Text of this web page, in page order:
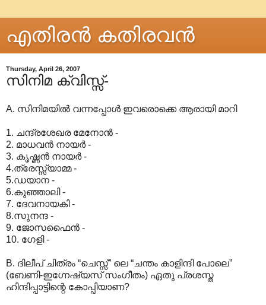
എതിരന്‍ കതിരവന്‍
Thursday, April 26, 2007
സിനിമ ക്വിസ്സ്-
A. സിനിമയില്‍ വന്നപ്പോള്‍ ഇവരൊക്കെ ആരായി മാറി
1. ചന്ദ്രശേഖര മേനോന്‍ -
2. മാധവന്‍ നായര്‍ -
3. കൃഷ്ണന്‍ നായര്‍ -
4.ത്രേസ്സ്യാമ്മ -
5.ഡയാന -
6.കുഞ്ഞാലി -
7. ദേവനായകി -
8.സുനന്ദ -
9. ജോസഫൈന്‍ -
10. ഗേളി -
B. ദിലീപ് ചിത്രം “ചെസ്സ്” ലെ “ചന്തം കാളിന്ദി പോലെ”
(ബേണി-ഇഗ്നേഷ്യസ് സംഗീതം) ഏതു പ്രശസ്ത
ഹിന്ദിപ്പാട്ടിന്റെ കോപ്പിയാണ?